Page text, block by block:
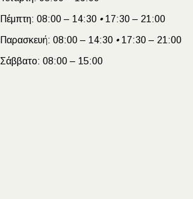
Πέμπτη: 08:00 – 14:30 •17:30 – 21:00
Παρασκευή: 08:00 – 14:30 •17:30 – 21:00
Σάββατο: 08:00 – 15:00